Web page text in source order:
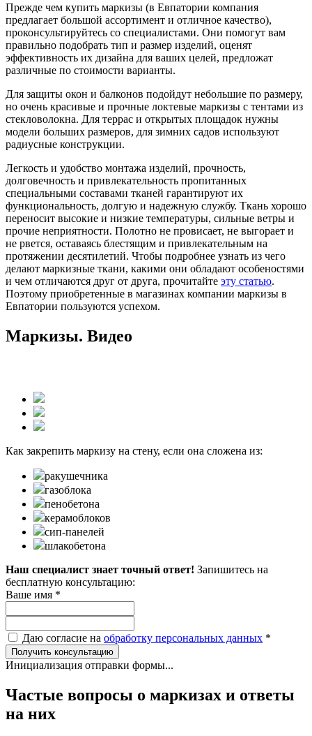
Прежде чем купить маркизы (в Евпатории компания
предлагает большой ассортимент и отличное качество),
проконсультируйтесь со специалистами. Они помогут вам
правильно подобрать тип и размер изделий, оценят
эффективность их дизайна для ваших целей, предложат
различные по стоимости варианты.
Для защиты окон и балконов подойдут небольшие по размеру,
но очень красивые и прочные локтевые маркизы с тентами из
стекловолокна. Для террас и открытых площадок нужны
модели больших размеров, для зимних садов используют
радиусные конструкции.
Легкость и удобство монтажа изделий, прочность,
долговечность и привлекательность пропитанных
специальными составами тканей гарантируют их
функциональность, долгую и надежную службу. Ткань хорошо
переносит высокие и низкие температуры, сильные ветры и
прочие неприятности. Полотно не провисает, не выгорает и
не рвется, оставаясь блестящим и привлекательным на
протяжении десятилетий. Чтобы подробнее узнать из чего
делают маркизные ткани, какими они обладают особеностями
и чем отличаются друг от друга, прочитайте эту статью.
Поэтому приобретенные в магазинах компании маркизы в
Евпатории пользуются успехом.
Маркизы. Видео
Как закрепить маркизу на стену, если она сложена из:
ракушечника
газоблока
пенобетона
керамоблоков
сип-панелей
шлакобетона
Наш специалист знает точный ответ! Запишитесь на
бесплатную консультацию:
Ваше имя *
Даю согласие на обработку персональных данных *
Получить консультацию
Инициализация отправки формы...
Частые вопросы о маркизах и ответы
на них